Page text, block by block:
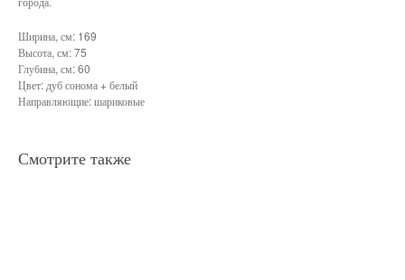
Ширина, см: 169
Высота, см: 75
Глубина, см: 60
Цвет: дуб сонома + белый
Направляющие: шариковые
Смотрите также